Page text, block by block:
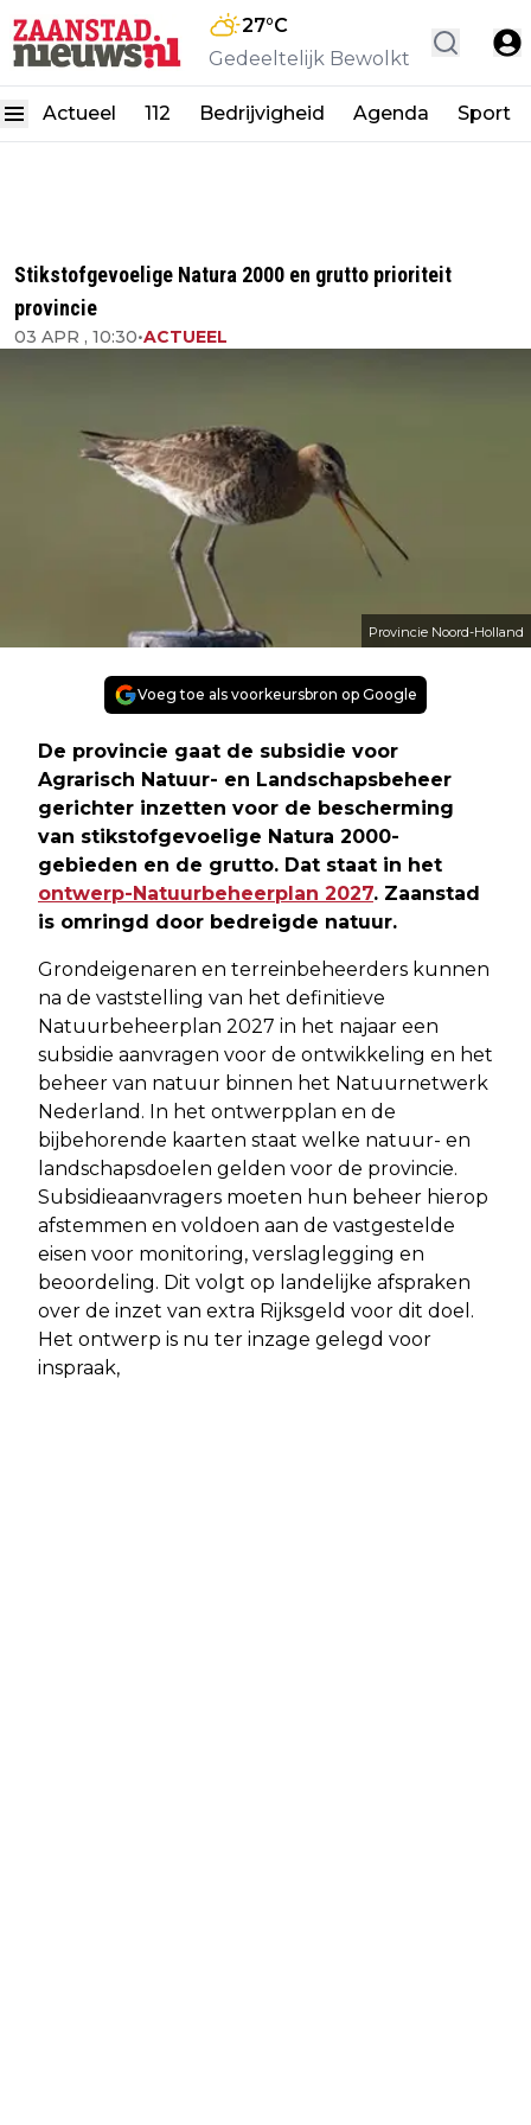
27°C
Gedeeltelijk Bewolkt
Actueel 112 Bedrijvigheid Agenda Sport
Stikstofgevoelige Natura 2000 en grutto prioriteit
provincie
03 APR , 10:30•ACTUEEL
Provincie Noord-Holland
Voeg toe als voorkeursbron op Google
De provincie gaat de subsidie voor
Agrarisch Natuur- en Landschapsbeheer
gerichter inzetten voor de bescherming
van stikstofgevoelige Natura 2000-
gebieden en de grutto. Dat staat in het
ontwerp-Natuurbeheerplan 2027. Zaanstad
is omringd door bedreigde natuur.
Grondeigenaren en terreinbeheerders kunnen
na de vaststelling van het definitieve
Natuurbeheerplan 2027 in het najaar een
subsidie aanvragen voor de ontwikkeling en het
beheer van natuur binnen het Natuurnetwerk
Nederland. In het ontwerpplan en de
bijbehorende kaarten staat welke natuur- en
landschapsdoelen gelden voor de provincie.
Subsidieaanvragers moeten hun beheer hierop
afstemmen en voldoen aan de vastgestelde
eisen voor monitoring, verslaglegging en
beoordeling. Dit volgt op landelijke afspraken
over de inzet van extra Rijksgeld voor dit doel.
Het ontwerp is nu ter inzage gelegd voor
inspraak,